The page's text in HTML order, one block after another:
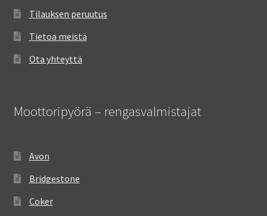
Tilauksen peruutus
Tietoa meistä
Ota yhteyttä
Moottoripyörä – rengasvalmistajat
Avon
Bridgestone
Coker